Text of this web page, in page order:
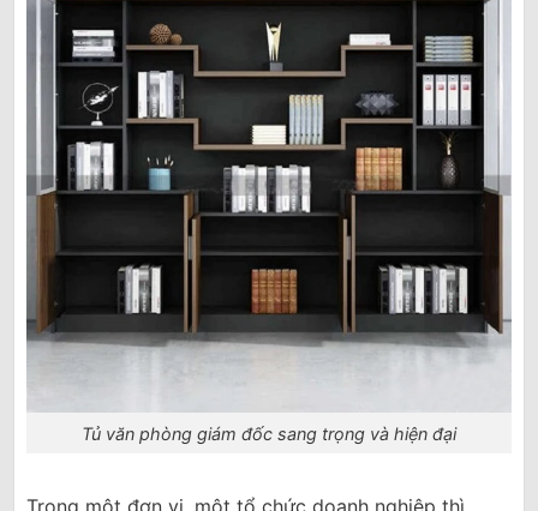
Tủ văn phòng giám đốc sang trọng và hiện đại